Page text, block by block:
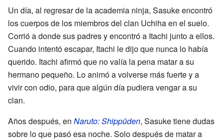
Un día, al regresar de la academia ninja, Sasuke encontró
los cuerpos de los miembros del clan Uchiha en el suelo.
Corrió a donde sus padres y encontró a Itachi junto a ellos.
Cuando intentó escapar, Itachi le dijo que nunca lo había
querido. Itachi afirmó que no valía la pena matar a su
hermano pequeño. Lo animó a volverse más fuerte y a
vivir con odio, para que algún día pudiera vengar a su
clan.
Años después, en Naruto: Shippūden, Sasuke tiene dudas
sobre lo que pasó esa noche. Solo después de matar a